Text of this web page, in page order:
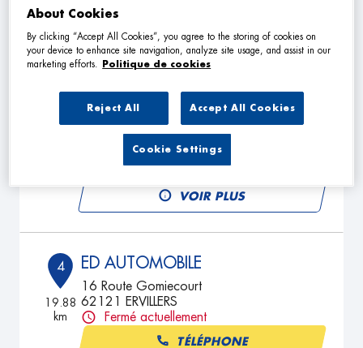
3
8.61
Rue du Triangle
62217 ACHICOURT
TÉLÉPHONE
VOIR PLUS
4
19.88
km
ED AUTOMOBILE
16 Route Gomiecourt
62121 ERVILLERS
Fermé actuellement
TÉLÉPHONE
About Cookies
By clicking “Accept All Cookies”, you agree to the storing of cookies on
your device to enhance site navigation, analyze site usage, and assist in our
marketing efforts.
Politique de cookies
Reject All Accept All Cookies
Cookie Settings